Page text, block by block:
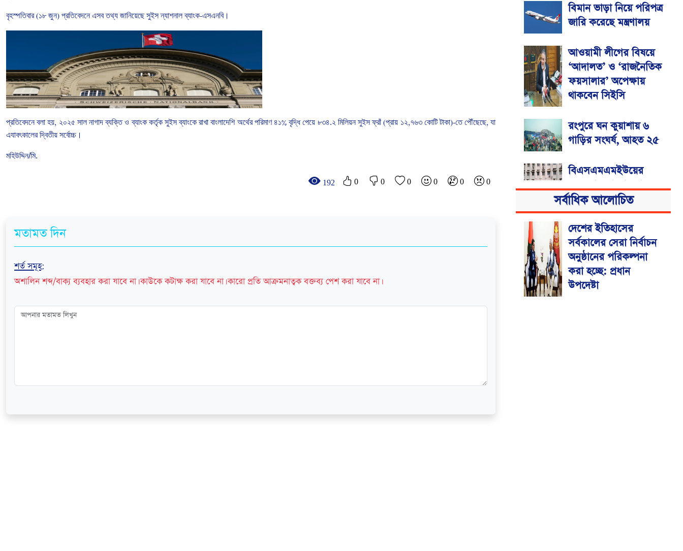
বৃহস্পতিবার(১৮ জুন) প্রতিবেদনে এসব তথ্য জানিয়েছে সুইস ন্যাশনাল ব্যাংক-এসএনবি।
প্রতিবেদনে বলা হয়, ২০২৫ সাল নাগাদ ব্যক্তি ও ব্যাংক কর্তৃক সুইস ব্যাংকে রাখা বাংলাদেশি অর্থের পরিমাণ ৪১%বৃদ্ধি পেয়ে ৮৩৪.২ মিলিয়ন সুইস ফ্রাঁ (প্রায় ১২,৭৬৩ কোটি টাকা)-তে পৌঁছেছে,যা
এযাবৎকালের দ্বিতীয় সর্বোচ্চ।
মহিউদ্দিন/মি.
192 0 0 0 0 0 0
মতামত দিন
শর্ত সমূহ:
অশালিন শব্দ/বাক্য ব্যবহার করা যাবে না। কাউকে কটাক্ষ করা যাবে না। কারো প্রতি আক্রমনাত্বক বক্তব্য পেশ করা যাবে না।
বিমান ভাড়া নিয়ে পরিপত্র
জারি করেছে মন্ত্রণালয়
আওয়ামী লীগের বিষয়ে
‘আদালত’ ও ‘রাজনৈতিক
ফয়সালার’ অপেক্ষায়
থাকবেন সিইসি
রংপুরে ঘন কুয়াশায় ৬
গাড়ির সংঘর্ষ, আহত ২৫
বিএসএমএমইউয়ের
নতুন নাম বাংলাদেশ
মেডিকেল বিশ্ববিদ্যালয়
সর্বাধিক আলোচিত
দেশের ইতিহাসের
সর্বকালের সেরা নির্বাচন
অনুষ্ঠানের পরিকল্পনা
করা হচ্ছে: প্রধান
উপদেষ্টা